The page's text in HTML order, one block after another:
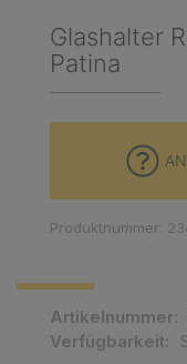
Glashalter
Patina
Artikelnummer:
Verfügbarkeit:
Produktnummer: